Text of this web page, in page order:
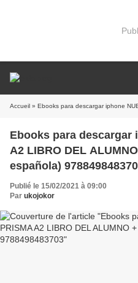
Accueil » Ebooks para descargar iphone NUEVO PRISMA A2
Ebooks para descargar
A2 LIBRO DEL
española)
Publié le 15/02/2021 à 09:00
Par ukojokor